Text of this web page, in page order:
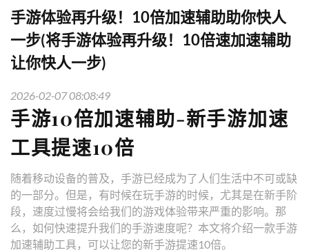
手游体验再升级！10倍加速辅助助你快人
一步(将手游体验再升级！10倍速加速辅助
让你快人一步)
2026-02-07 08:08:49
手游10倍加速辅助-新手游加速
工具提速10倍
随着移动设备的普及，手游已经成为了人们生活中不可或缺
的一部分。但是，有时候在玩手游的时候，尤其是在新手阶
段，速度过慢将会给我们的游戏体验带来严重的影响。那
么，如何快速提升我们的手游速度呢？本文将介绍一款手游
加速辅助工具，可以让您的新手游提速10倍。